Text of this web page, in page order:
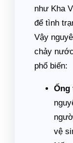
như Kha
để tình
Vậy
chảy
phổ biến:
Ống
vệ